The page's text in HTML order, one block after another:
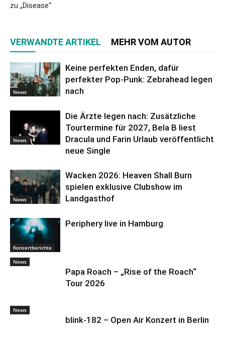
zu „Disease“
VERWANDTE ARTIKEL MEHR VOM AUTOR
News
Keine perfekten Enden, dafür
perfekter Pop-Punk: Zebrahead legen
nach
News
Die Ärzte legen nach: Zusätzliche
Tourtermine für 2027, Bela B liest
Dracula und Farin Urlaub veröffentlicht
neue Single
News
Wacken 2026: Heaven Shall Burn
spielen exklusive Clubshow im
Landgasthof
Konzertberichte
Periphery live in Hamburg
News
Papa Roach – „Rise of the Roach“
Tour 2026
News
blink-182 – Open Air Konzert in Berlin